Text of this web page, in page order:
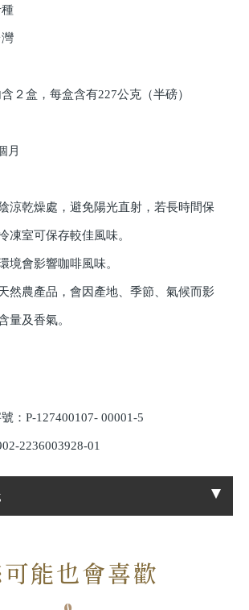
２盒，每盒含有227公克（半磅）
月
涼乾燥處，避免陽光直射，若長時間保
凍室可保存較佳風味。
境會影響咖啡風味。
然農產品，會因產地、季節、氣候而影
量及香氣。
：P-127400107- 00001-5
2236003928-01
能也會喜歡